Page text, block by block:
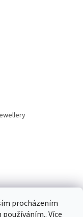
procházením
Více